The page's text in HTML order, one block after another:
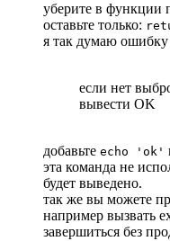
уберите в функции
оставьте только:
я так думаю
если нет
вывести OK
добавьте echo 'ok'
эта команда не
будет выведено.
так же вы можете
например вызвать
завершиться без